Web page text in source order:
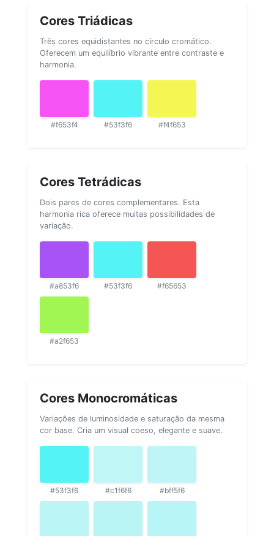
Cores Triádicas
Três cores equidistantes no círculo cromático.
Oferecem um equilíbrio vibrante entre contraste e
harmonia.
#f653f4 #53f3f6 #f4f653
Cores Tetrádicas
Dois pares de cores complementares. Esta
harmonia rica oferece muitas possibilidades de
variação.
#a853f6 #53f3f6 #f65653
#a2f653
Cores Monocromáticas
Variações de luminosidade e saturação da mesma
cor base. Cria um visual coeso, elegante e suave.
#53f3f6 #c1f6f6 #bff5f6